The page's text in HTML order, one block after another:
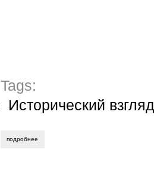
Tags:
Исторический взгляд
подробнее